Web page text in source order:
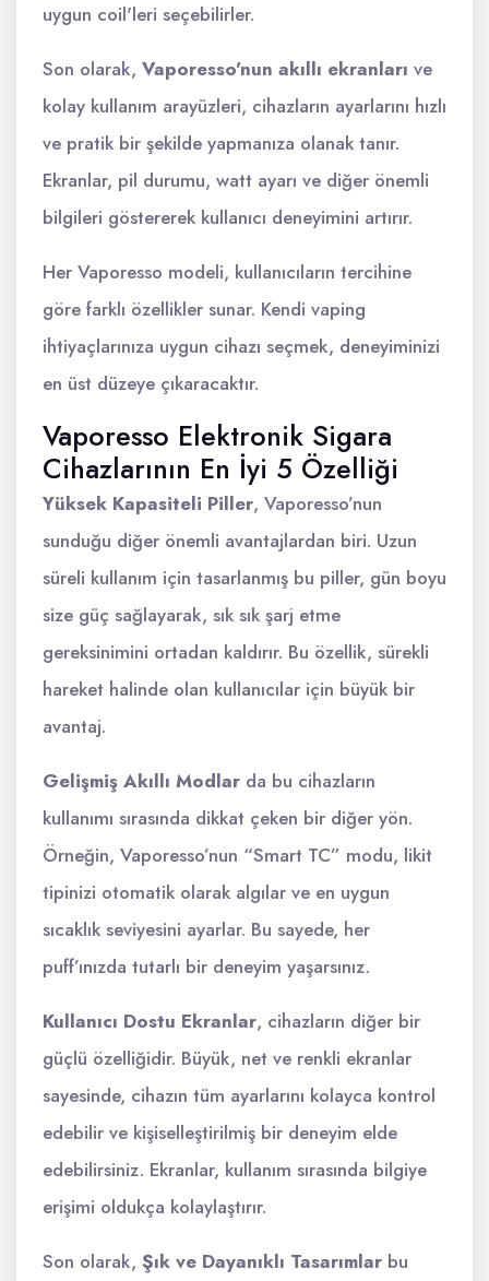
uygun coil'leri seçebilirler.
Son olarak, Vaporesso'nun akıllı ekranları ve
kolay kullanım arayüzleri, cihazların ayarlarını hızlı
ve pratik bir şekilde yapmanıza olanak tanır.
Ekranlar, pil durumu, watt ayarı ve diğer önemli
bilgileri göstererek kullanıcı deneyimini artırır.
Her Vaporesso modeli, kullanıcıların tercihine
göre farklı özellikler sunar. Kendi vaping
ihtiyaçlarınıza uygun cihazı seçmek, deneyiminizi
en üst düzeye çıkaracaktır.
Vaporesso Elektronik Sigara
Cihazlarının En İyi 5 Özelliği
Yüksek Kapasiteli Piller, Vaporesso’nun
sunduğu diğer önemli avantajlardan biri. Uzun
süreli kullanım için tasarlanmış bu piller, gün boyu
size güç sağlayarak, sık sık şarj etme
gereksinimini ortadan kaldırır. Bu özellik, sürekli
hareket halinde olan kullanıcılar için büyük bir
avantaj.
Gelişmiş Akıllı Modlar da bu cihazların
kullanımı sırasında dikkat çeken bir diğer yön.
Örneğin, Vaporesso’nun “Smart TC” modu, likit
tipinizi otomatik olarak algılar ve en uygun
sıcaklık seviyesini ayarlar. Bu sayede, her
puff’ınızda tutarlı bir deneyim yaşarsınız.
Kullanıcı Dostu Ekranlar, cihazların diğer bir
güçlü özelliğidir. Büyük, net ve renkli ekranlar
sayesinde, cihazın tüm ayarlarını kolayca kontrol
edebilir ve kişiselleştirilmiş bir deneyim elde
edebilirsiniz. Ekranlar, kullanım sırasında bilgiye
erişimi oldukça kolaylaştırır.
Son olarak, Şık ve Dayanıklı Tasarımlar bu